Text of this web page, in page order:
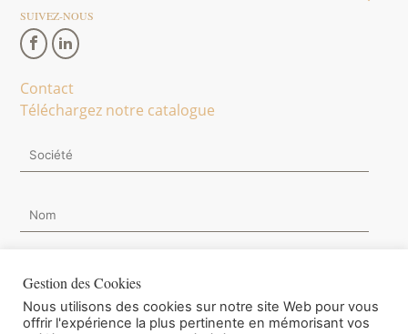
SUIVEZ-NOUS
Contact
Téléchargez notre catalogue
Je souhaite m'inscrire à la Newsletter.
Gestion des Cookies
Nous utilisons des cookies sur notre site Web pour vous
offrir l'expérience la plus pertinente en mémorisant vos